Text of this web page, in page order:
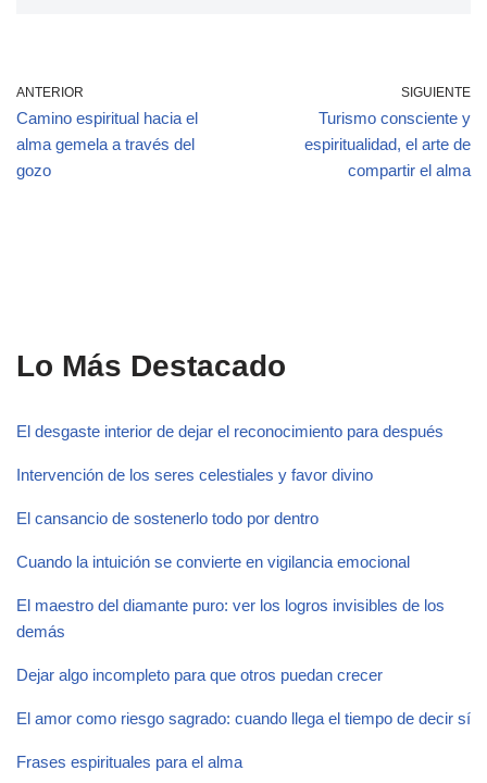
ANTERIOR
Camino espiritual hacia el
alma gemela a través del
gozo
SIGUIENTE
Turismo consciente y
espiritualidad, el arte de
compartir el alma
Lo Más Destacado
El desgaste interior de dejar el reconocimiento para después
Intervención de los seres celestiales y favor divino
El cansancio de sostenerlo todo por dentro
Cuando la intuición se convierte en vigilancia emocional
El maestro del diamante puro: ver los logros invisibles de los
demás
Dejar algo incompleto para que otros puedan crecer
El amor como riesgo sagrado: cuando llega el tiempo de decir sí
Frases espirituales para el alma